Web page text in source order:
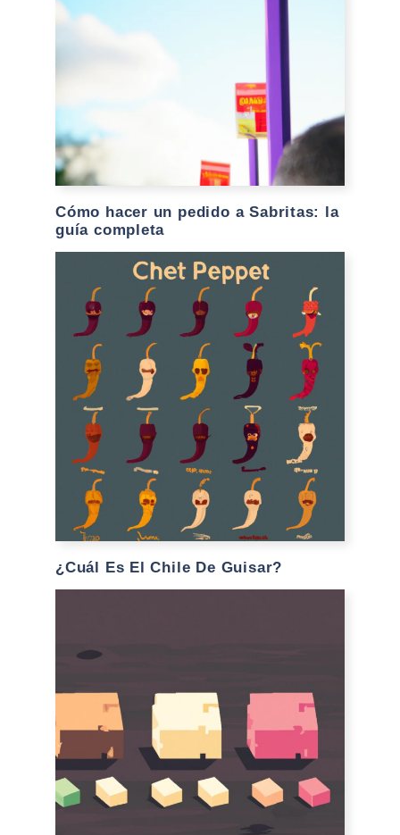
Cómo hacer un pedido a Sabritas: la
guía completa
¿Cuál Es El Chile De Guisar?